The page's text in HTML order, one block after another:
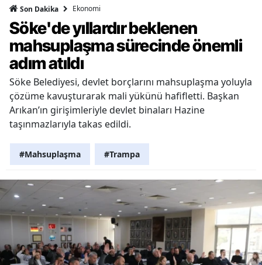
Son Dakika Ekonomi
Söke'de yıllardır beklenen
mahsuplaşma sürecinde önemli
adım atıldı
Söke Belediyesi, devlet borçlarını mahsuplaşma yoluyla
çözüme kavuşturarak mali yükünü hafifletti. Başkan
Arıkan’ın girişimleriyle devlet binaları Hazine
taşınmazlarıyla takas edildi.
#Mahsuplaşma #Trampa